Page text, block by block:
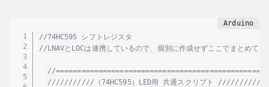
//74HC595 シフトレジスタ
//LNAVとLOCは連携しているので、個別に作成せずここでまとめてい
//
///////////（74HC595）LED用 共通スクリプト